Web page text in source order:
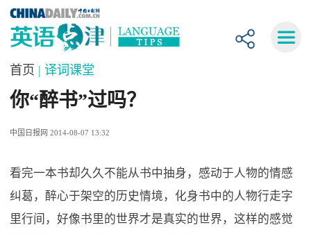
首页 | 译词课堂
你“醉书”过吗？
中国日报网 2014-08-07 13:32
看完一本书却久久不能从书中抽身，感动于人物的情感
纠葛，醉心于架空的历史情境，化身书中的人物行走字
里行间，好像书里的世界才是真实的世界，这样的感觉